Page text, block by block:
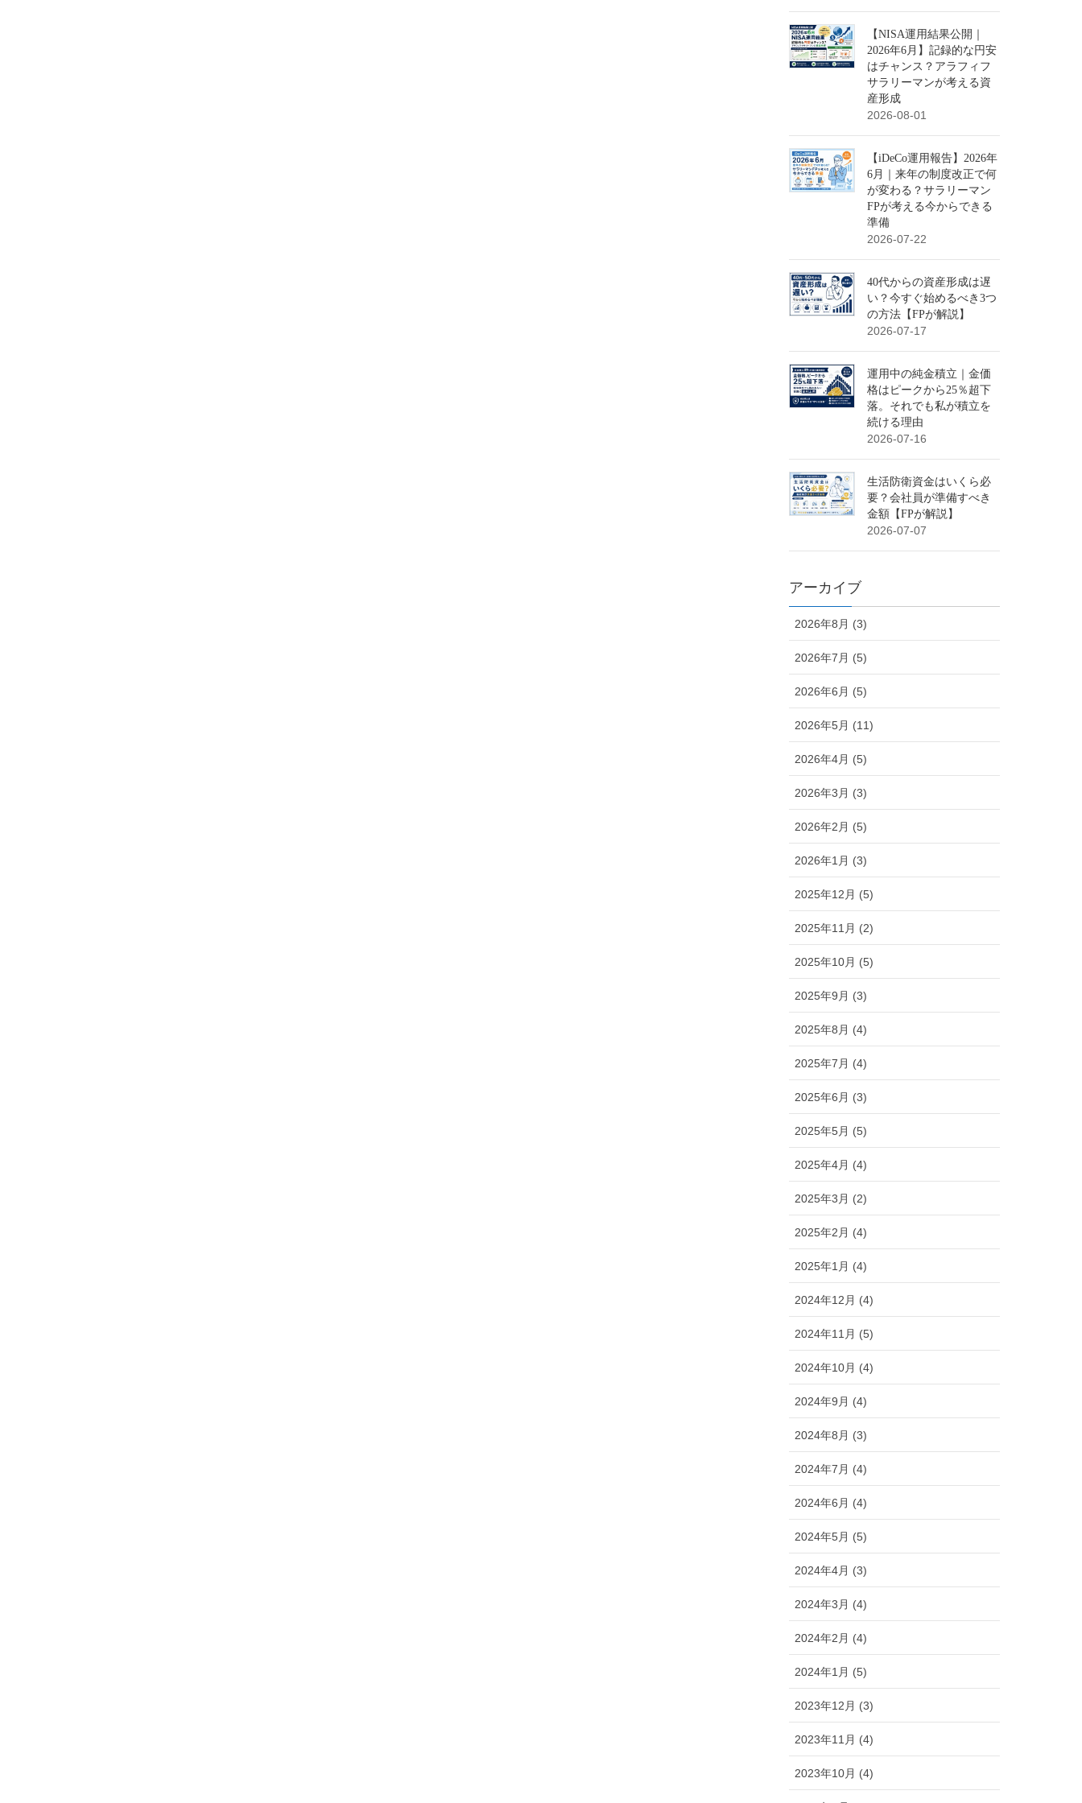
【NISA運用結果公開｜
2026年6月】記録的な円安
はチャンス？アラフィフ
サラリーマンが考える資
産形成
2026-08-01
【iDeCo運用報告】2026年
6月｜来年の制度改正で何
が変わる？サラリーマン
FPが考える今からできる
準備
2026-07-22
40代からの資産形成は遅
い？今すぐ始めるべき3つ
の方法【FPが解説】
2026-07-17
運用中の純金積立｜金価
格はピークから25％超下
落。それでも私が積立を
続ける理由
2026-07-16
生活防衛資金はいくら必
要？会社員が準備すべき
金額【FPが解説】
2026-07-07
アーカイブ
2026年8月 (3)
2026年7月 (5)
2026年6月 (5)
2026年5月 (11)
2026年4月 (5)
2026年3月 (3)
2026年2月 (5)
2026年1月 (3)
2025年12月 (5)
2025年11月 (2)
2025年10月 (5)
2025年9月 (3)
2025年8月 (4)
2025年7月 (4)
2025年6月 (3)
2025年5月 (5)
2025年4月 (4)
2025年3月 (2)
2025年2月 (4)
2025年1月 (4)
2024年12月 (4)
2024年11月 (5)
2024年10月 (4)
2024年9月 (4)
2024年8月 (3)
2024年7月 (4)
2024年6月 (4)
2024年5月 (5)
2024年4月 (3)
2024年3月 (4)
2024年2月 (4)
2024年1月 (5)
2023年12月 (3)
2023年11月 (4)
2023年10月 (4)